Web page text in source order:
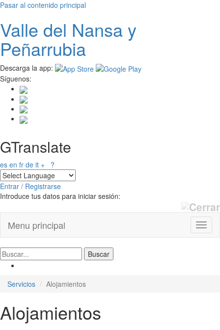
Pasar al contenido principal
Valle del Nansay
Peñarrubia
Descarga la app:
Síguenos:
GTranslate
es en fr de it + ?
Entrar / Registrarse
Introduce tus datos para iniciar sesión:
Menu principal
Servicios Alojamientos
Alojamientos